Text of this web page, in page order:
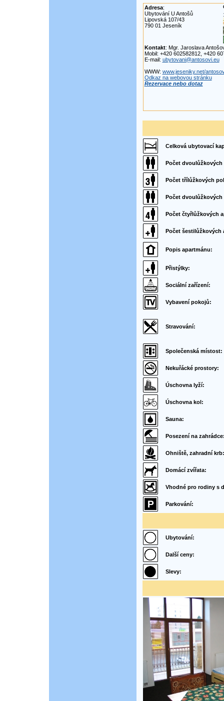
Adresa:
Ubytování U Antošů
Lipovská 107/43
790 01 Jeseník
Kontakt: Mgr. Jaroslava
Mobil: +420 602582812, +420
E-mail: ubytovani@antosovi.eu
WWW: www.jeseniky.net/
Odkaz na webovou stránku
Rezervace nebo dotaz
Celková ubytovací
Počet
Počet třílůžkových
Počet dvoulůžkových
Počet čtyřlůžkových
Počet šestilůžkových
Popis apartmánu:
Přistýlky:
Sociální zařízení:
Vybavení pokojů:
Stravování:
Společenská místost:
Nekuřácké prostory:
Úschovna lyží:
Úschovna kol:
Sauna:
Posezení na
Ohniště, zahradní krb:
Domácí zvířata:
Vhodné pro rodiny s
Parkování:
Ubytování:
Další ceny:
Slevy: